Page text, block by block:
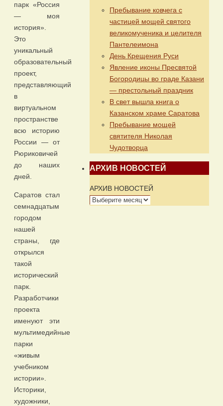
парк «Россия
— моя
история».
Это
уникальный
образовательный
проект,
представляющий
в
виртуальном
пространстве
всю историю
России — от
Рюриковичей
до наших
дней.
Саратов стал
семнадцатым
городом
нашей
страны, где
открылся
такой
исторический
парк.
Разработчики
проекта
именуют эти
мультимедийные
парки
«живым
учебником
истории».
Историки,
художники,
Пребывание ковчега с
частицей мощей святого
великомученика и целителя
Пантелеимона
День Крещения Руси
Явление иконы Пресвятой
Богородицы во граде Казани
— престольный праздник
В свет вышла книга о
Казанском храме Саратова
Пребывание мощей
святителя Николая
Чудотворца
АРХИВ НОВОСТЕЙ
АРХИВ НОВОСТЕЙ